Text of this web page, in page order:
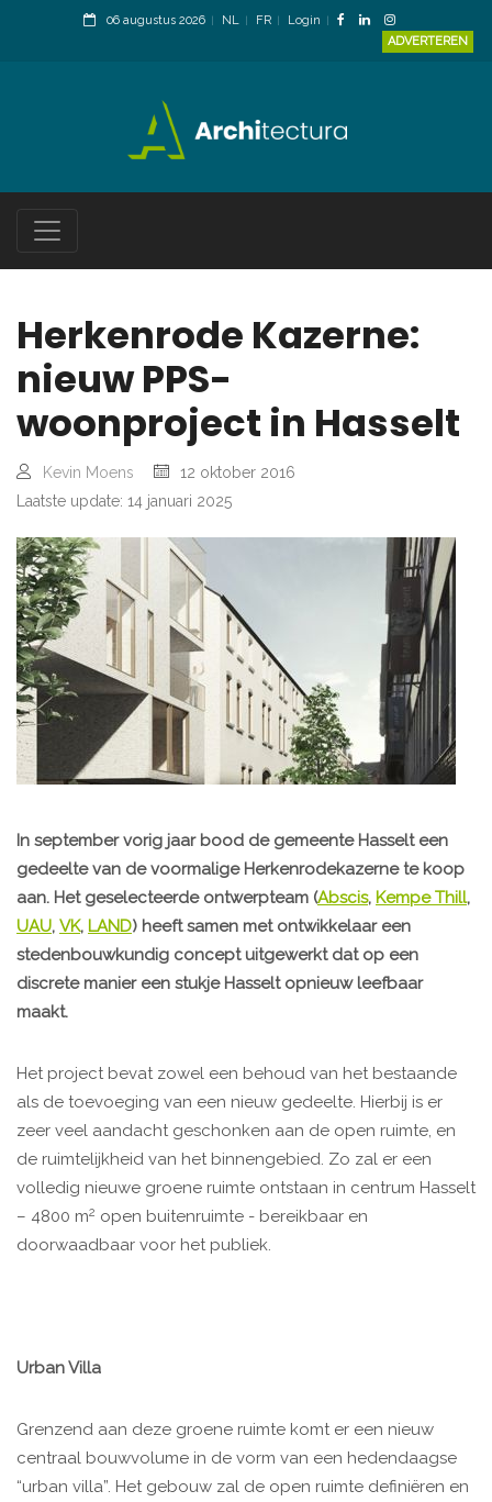
06 augustus 2026 NL FR
Login
ADVERTEREN
Herkenrode Kazerne:
nieuw PPS-
woonproject in Hasselt
Kevin Moens
12 oktober 2016
Laatste update: 14 januari 2025
In september vorig jaar bood de gemeente Hasselt een
gedeelte van de voormalige Herkenrodekazerne te koop
aan. Het geselecteerde ontwerpteam (Abscis, Kempe Thill,
UAU, VK, LAND) heeft samen met ontwikkelaar een
stedenbouwkundig concept uitgewerkt dat op een
discrete manier een stukje Hasselt opnieuw leefbaar
maakt.
Het project bevat zowel een behoud van het bestaande
als de toevoeging van een nieuw gedeelte. Hierbij is er
zeer veel aandacht geschonken aan de open ruimte, en
de ruimtelijkheid van het binnengebied. Zo zal er een
volledig nieuwe groene ruimte ontstaan in centrum Hasselt
– 4800 m2 open buitenruimte - bereikbaar en
doorwaadbaar voor het publiek.
Urban Villa
Grenzend aan deze groene ruimte komt er een nieuw
centraal bouwvolume in de vorm van een hedendaagse
“urban villa”. Het gebouw zal de open ruimte definiëren en